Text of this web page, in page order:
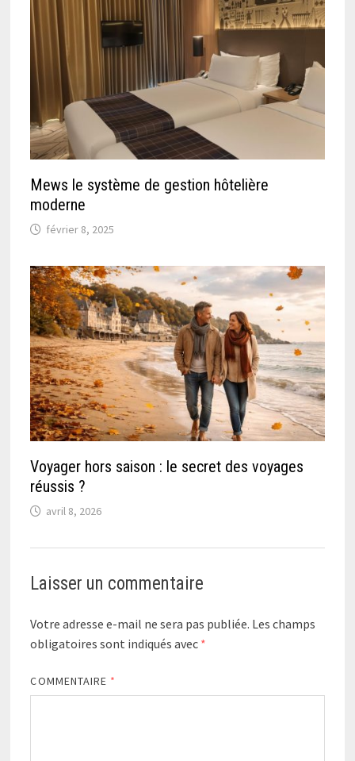
Mews le système de gestion hôtelière
moderne
février 8, 2025
Voyager hors saison : le secret des voyages
réussis ?
avril 8, 2026
Laisser un commentaire
Votre adresse e-mail ne sera pas publiée. Les champs
obligatoires sont indiqués avec *
COMMENTAIRE *